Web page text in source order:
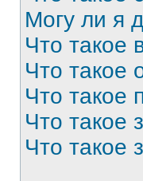
Могу ли я
Что такое
Что такое
Что такое
Что такое
Что такое